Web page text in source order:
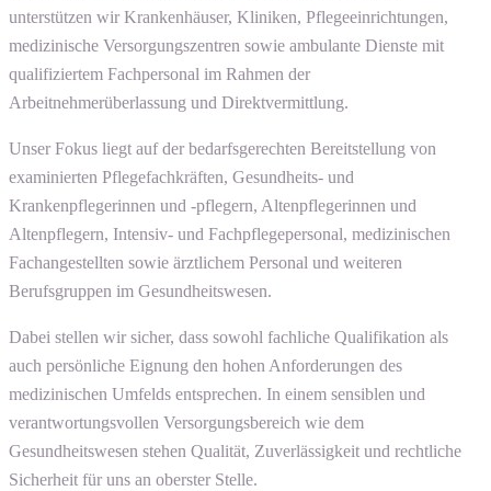
unterstützen wir Krankenhäuser, Kliniken, Pflegeeinrichtungen,
medizinische Versorgungszentren sowie ambulante Dienste mit
qualifiziertem Fachpersonal im Rahmen der
Arbeitnehmerüberlassung und Direktvermittlung.
Unser Fokus liegt auf der bedarfsgerechten Bereitstellung von
examinierten Pflegefachkräften, Gesundheits- und
Krankenpflegerinnen und -pflegern, Altenpflegerinnen und
Altenpflegern, Intensiv- und Fachpflegepersonal, medizinischen
Fachangestellten sowie ärztlichem Personal und weiteren
Berufsgruppen im Gesundheitswesen.
Dabei stellen wir sicher, dass sowohl fachliche Qualifikation als
auch persönliche Eignung den hohen Anforderungen des
medizinischen Umfelds entsprechen. In einem sensiblen und
verantwortungsvollen Versorgungsbereich wie dem
Gesundheitswesen stehen Qualität, Zuverlässigkeit und rechtliche
Sicherheit für uns an oberster Stelle.